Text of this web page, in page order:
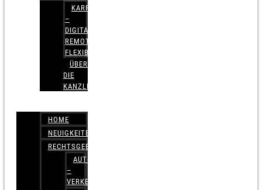
KARRIERE
–
DIGITAL,
REMOTE,
FLEXIBEL
ÜBER
DIE
KANZLEI
HOME
NEUIGKEITEN
RECHTSGEBIETE
AUTOBETRUG
–
VERKEHRSRECHT